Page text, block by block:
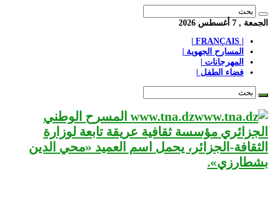
الجمعة , 7 أغسطس 2026
المسارح الجهوية |
المهرجانات |
فضاء الطفل |
www.tna.dz المسرح الوطني
الجزائري مؤسسة ثقافية عريقة تابعة لوزارة
الثقافة-الجزائر، يحمل اسم العميد «محي الدين
بشطارزي».